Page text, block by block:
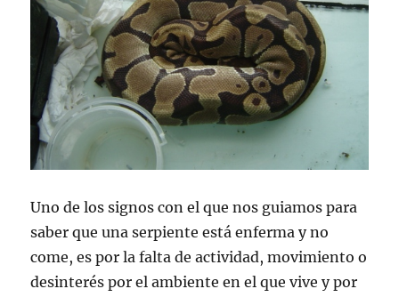
Uno de los signos con el que nos guiamos para
saber que una serpiente está enferma y no
come, es por la falta de actividad, movimiento o
desinterés por el ambiente en el que vive y por